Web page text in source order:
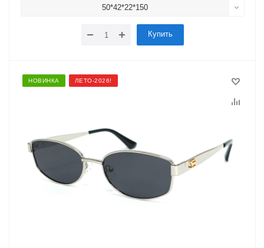
50*42*22*150
Купить
НОВИНКА ЛЕТО-2026!